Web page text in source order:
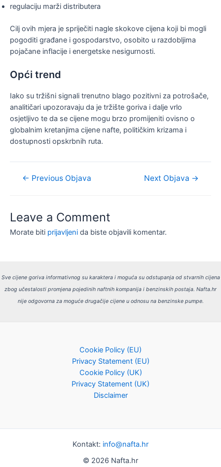
regulaciju marži distributera
Cilj ovih mjera je spriječiti nagle skokove cijena koji bi mogli
pogoditi građane i gospodarstvo, osobito u razdobljima
pojačane inflacije i energetske nesigurnosti.
Opći trend
Iako su tržišni signali trenutno blago pozitivni za potrošače,
analitičari upozoravaju da je tržište goriva i dalje vrlo
osjetljivo te da se cijene mogu brzo promijeniti ovisno o
globalnim kretanjima cijene nafte, političkim krizama i
dostupnosti opskrbnih ruta.
Navigacija
← Previous Objava Next Objava →
Leave a Comment
Morate biti prijavljeni da biste objavili komentar.
Sve cijene goriva informativnog su karaktera i moguća su odstupanja od stvarnih cijena
zbog učestalosti promjena pojedinih naftnih kompanija i benzinskih postaja. Nafta.hr
nije odgovorna za moguće drugačije cijene u odnosu na benzinske pumpe.
Cookie Policy (EU)
Privacy Statement (EU)
Cookie Policy (UK)
Privacy Statement (UK)
Disclaimer
Kontakt: info@nafta.hr
© 2026 Nafta.hr